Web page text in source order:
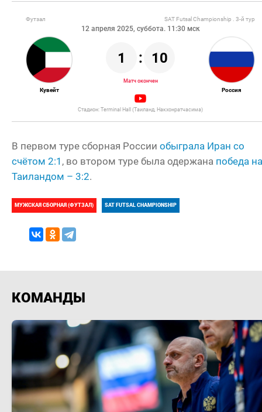
Футзал
12 апреля 2025, суббота. 11:30 мск
SAT Futsal Championship . 3-й тур
Кувейт
1 : 10
Матч окончен
Россия
Стадион: Terminal Hall (Таиланд, Накхонратчасима)
В первом туре сборная России обыграла Иран со
счётом 2:1 , во втором туре была одержана победа
Таиландом – 3:2.
МУЖСКАЯ СБОРНАЯ (ФУТЗАЛ) SAT FUTSAL CHAMPIONSHIP
КОМАНДЫ